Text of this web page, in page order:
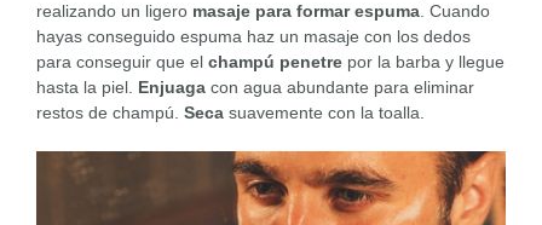
realizando un ligero masaje para formar espuma . Cuando
hayas conseguido espuma haz un masaje con los dedos
para conseguir que el champú penetre por la barba y llegue
hasta la piel. Enjuaga con agua abundante para eliminar
restos de champú. Seca suavemente con la toalla.